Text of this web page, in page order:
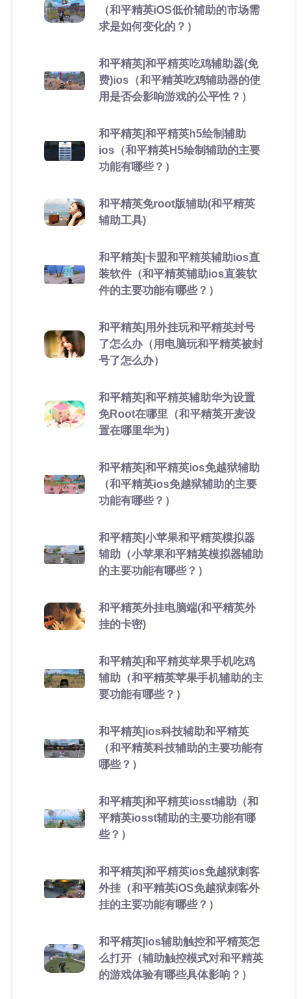
（和平精英iOS低价辅助的市场需
求是如何变化的？）
和平精英|和平精英吃鸡辅助器(免
费)ios（和平精英吃鸡辅助器的使
用是否会影响游戏的公平性？）
和平精英|和平精英h5绘制辅助
ios（和平精英H5绘制辅助的主要
功能有哪些？）
和平精英免root版辅助(和平精英
辅助工具)
和平精英|卡盟和平精英辅助ios直
装软件（和平精英辅助ios直装软
件的主要功能有哪些？）
和平精英|用外挂玩和平精英封号
了怎么办（用电脑玩和平精英被封
号了怎么办）
和平精英|和平精英辅助华为设置
免Root在哪里（和平精英开麦设
置在哪里华为）
和平精英|和平精英ios免越狱辅助
（和平精英ios免越狱辅助的主要
功能有哪些？）
和平精英|小苹果和平精英模拟器
辅助（小苹果和平精英模拟器辅助
的主要功能有哪些？）
和平精英外挂电脑端(和平精英外
挂的卡密)
和平精英|和平精英苹果手机吃鸡
辅助（和平精英苹果手机辅助的主
要功能有哪些？）
和平精英|ios科技辅助和平精英
（和平精英科技辅助的主要功能有
哪些？）
和平精英|和平精英iosst辅助（和
平精英iosst辅助的主要功能有哪
些？）
和平精英|和平精英ios免越狱刺客
外挂（和平精英iOS免越狱刺客外
挂的主要功能有哪些？）
和平精英|ios辅助触控和平精英怎
么打开（辅助触控模式对和平精英
的游戏体验有哪些具体影响？）